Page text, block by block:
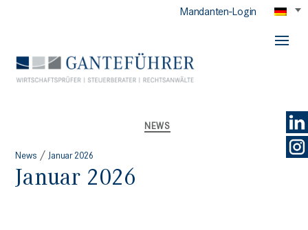
GANTEFÜHRER
Mandanten-Login
Kategorien
NEWS
Januar 2026
News / Januar 2026